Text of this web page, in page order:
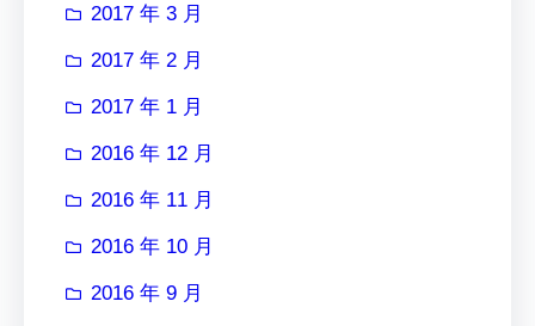
2017 年 3 月
2017 年 2 月
2017 年 1 月
2016 年 12 月
2016 年 11 月
2016 年 10 月
2016 年 9 月